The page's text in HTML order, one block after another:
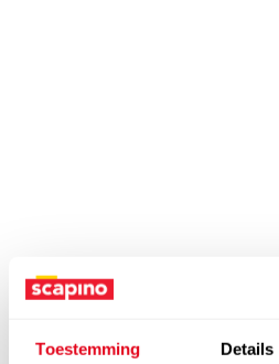
Toestemming Details